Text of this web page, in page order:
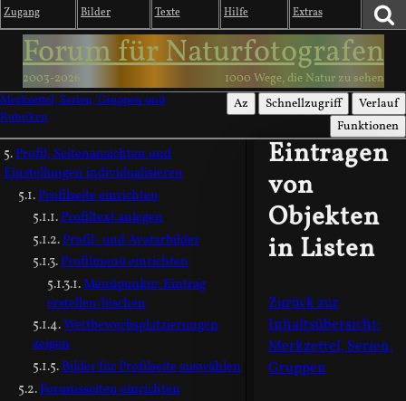
Zugang Bilder Texte Hilfe Extras
Forum für Naturfotografen
2003-2026
1000 Wege, die Natur zu sehen
Merkzettel, Serien, Gruppen und
Rubriken
Az Schnellzugriff
Verlauf
Funktionen
Bild in Zwischenspeicher laden
Bild in Rubrik verschieben
Bild verlinken
Dateimanager
Probleme, Fehler, Wünsche
Profil, Seitenansichten und
Einstellungen individualisieren
Profilseite einrichten
Profiltext anlegen
Profil- und Avatarbilder
Profilmenü einrichten
Menüpunkte: Eintrag
erstellen/löschen
Wettbewerbsplatzierungen
zeigen
Bilder für Profilseite auswählen
Forumsseiten einrichten
Eintragen
von
Objekten
in Listen
Zurück zur
Inhaltsübersicht:
Merkzettel, Serien,
Gruppen